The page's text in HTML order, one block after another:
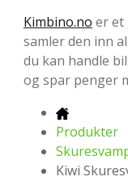
Kimbino.no er et
samler den inn
du kan handle
og spar penger
Produkter
Kiwi